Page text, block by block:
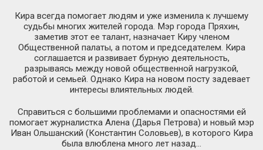
Кира всегда помогает людям и уже изменила к лучшему
судьбы многих жителей города. Мэр города Пряхин,
заметив этот ее талант, назначает Киру членом
Общественной палаты, а потом и председателем. Кира
соглашается и развивает бурную деятельность,
разрываясь между новой общественной нагрузкой,
работой и семьей. Однако Кира на новом посту задевает
интересы влиятельных людей.
Справиться с большими проблемами и опасностями ей
помогает журналистка Алена (Дарья Петрова) и новый мэр
Иван Ольшанский (Константин Соловьев), в которого Кира
была влюблена много лет назад…